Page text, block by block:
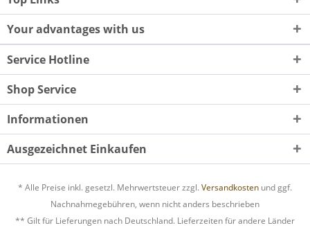
Your advantages with us
Service Hotline
Shop Service
Informationen
Ausgezeichnet Einkaufen
* Alle Preise inkl. gesetzl. Mehrwertsteuer zzgl. Versandkosten und ggf.
Nachnahmegebühren, wenn nicht anders beschrieben
** Gilt für Lieferungen nach Deutschland. Lieferzeiten für andere Länder